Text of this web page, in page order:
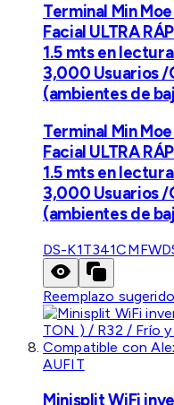
Terminal Min
Facial ULTRA
1.5 mts en
3,000 Usuarios
(ambientes de
Terminal Min
Facial ULTRA
1.5 mts en
3,000 Usuarios
(ambientes de
DS-K1T341CMFW
Reemplazo
AUFIT
Minisplit WiFi